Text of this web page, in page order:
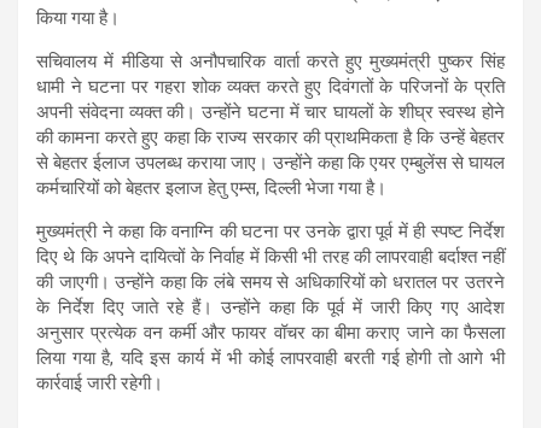
किया गया है।
सचिवालय में मीडिया से अनौपचारिक वार्ता करते हुए मुख्यमंत्री पुष्कर सिंह
धामी ने घटना पर गहरा शोक व्यक्त करते हुए दिवंगतों के परिजनों के प्रति
अपनी संवेदना व्यक्त की। उन्होंने घटना में चार घायलों के शीघ्र स्वस्थ होने
की कामना करते हुए कहा कि राज्य सरकार की प्राथमिकता है कि उन्हें बेहतर
से बेहतर ईलाज उपलब्ध कराया जाए। उन्होंने कहा कि एयर एम्बुलेंस से घायल
कर्मचारियों को बेहतर इलाज हेतु एम्स, दिल्ली भेजा गया है।
मुख्यमंत्री ने कहा कि वनाग्नि की घटना पर उनके द्वारा पूर्व में ही स्पष्ट निर्देश
दिए थे कि अपने दायित्वों के निर्वाह में किसी भी तरह की लापरवाही बर्दाश्त नहीं
की जाएगी। उन्होंने कहा कि लंबे समय से अधिकारियों को धरातल पर उतरने
के निर्देश दिए जाते रहे हैं। उन्होंने कहा कि पूर्व में जारी किए गए आदेश
अनुसार प्रत्येक वन कर्मी और फायर वॉचर का बीमा कराए जाने का फैसला
लिया गया है, यदि इस कार्य में भी कोई लापरवाही बरती गई होगी तो आगे भी
कार्रवाई जारी रहेगी।